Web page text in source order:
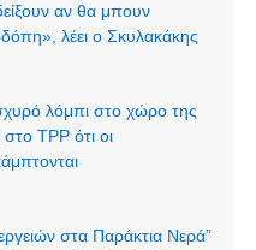
αν θα μπουν
λέει ο Σκυλακάκης
λόμπι στο χώρο της
TPP ότι οι
στα Παράκτια Νερά”